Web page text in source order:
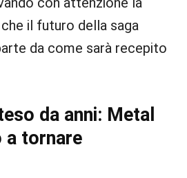
il futuro della saga
da come sarà recepito
da anni: Metal
a tornare